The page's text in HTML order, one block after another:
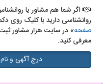
اگر شما هم مشاور یا
روانشناسی دارید با کلیک روی
صفحه» در سایت هزار مشاور
معرفی کنید.
درج آگهی و